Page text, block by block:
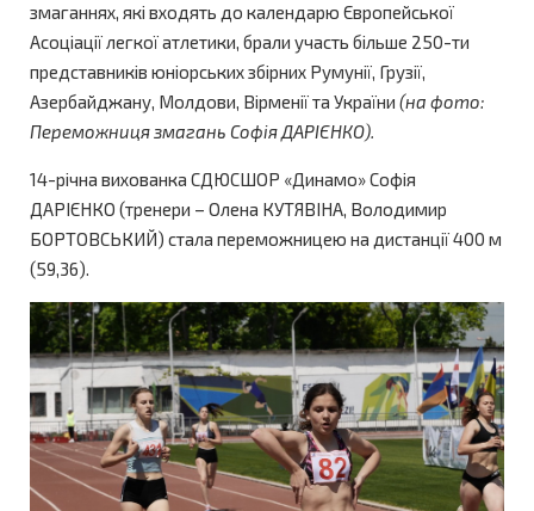
змаганнях, які входять до календарю Європейської
Асоціації легкої атлетики, брали участь більше 250-ти
представників юніорських збірних Румунії, Грузії,
Азербайджану, Молдови, Вірменії та України (на фото:
Переможниця змагань Софія ДАРІЄНКО).
14-річна вихованка СДЮСШОР «Динамо» Софія
ДАРІЄНКО (тренери – Олена КУТЯВІНА, Володимир
БОРТОВСЬКИЙ) стала переможницею на дистанції 400 м
(59,36).